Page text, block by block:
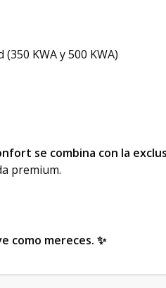
KWA y 500 KWA)
se combina con la
premium.
como mereces. ✨